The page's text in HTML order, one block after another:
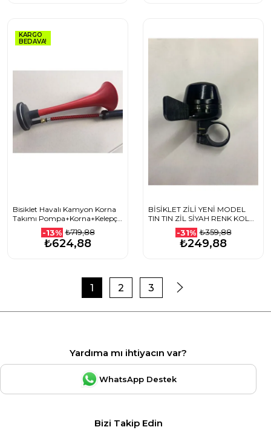
KARGO
BEDAVA!
Bisiklet Havalı Kamyon Korna
Takımı Pompa+Korna+Kelepçe
-13% ₺719,88
₺624,88
BİSİKLET ZİLİ YENİ MODEL
TIN TIN ZİL SİYAH RENK KOLAY
SÖK TAK ZİL
-31% ₺359,88
₺249,88
1 2 3
Yardıma mı ihtiyacın var?
WhatsApp Destek
Bizi Takip Edin